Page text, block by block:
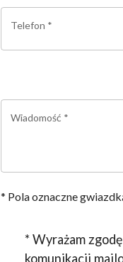
Telefon *
Wiadomość *
* Pola oznaczne
* Wyrażam
komunikacji